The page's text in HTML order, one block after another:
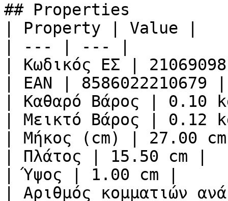
## Properties
| Property | Value |
| --- | --- |
| Κωδικός ΕΣ |
| ΕΑΝ | 8586022210679 |
| Καθαρό Βάρος | 0.10
| Μεικτό Βάρος | 0.12
| Μήκος (cm) | 27.00
| Πλάτος | 15.50 cm |
| Ύψος | 1.00 cm |
| Αριθμός κομματιών